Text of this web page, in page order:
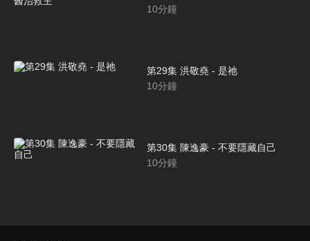
10分鐘
第29集 洪敬堯 - 是祂
10分鐘
第30集 陳逸豪 - 不要隱藏自己
10分鐘